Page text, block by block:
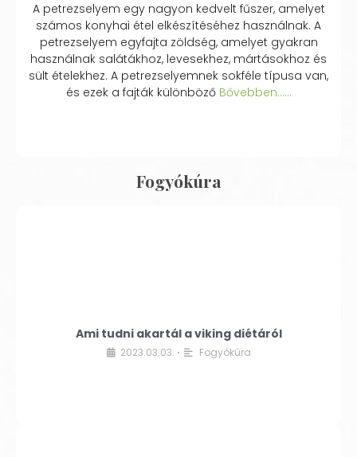
A petrezselyem egy nagyon kedvelt fűszer, amelyet
számos konyhai étel elkészítéséhez használnak. A
petrezselyem egyfajta zöldség, amelyet gyakran
használnak salátákhoz, levesekhez, mártásokhoz és
sült ételekhez. A petrezselyemnek sokféle típusa van,
és ezek a fajták különbözőBővebben...…
Fogyókúra
Ami tudni akartál a viking diétáról
2023.03.03. • Fogyókúra